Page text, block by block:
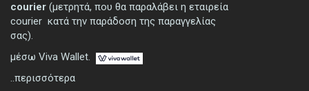
courier (μετρητά, που θα παραλάβει η εταιρεία
courier κατά την παράδοση της παραγγελίας
σας).
μέσω Viva Wallet.
..περισσότερα